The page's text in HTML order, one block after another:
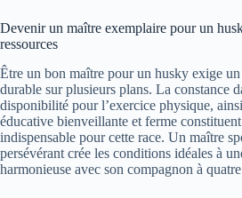
Devenir un maître exemplaire pour un
ressources
Être un bon maître pour un husky exige un
durable sur plusieurs plans. La constance
disponibilité pour l’exercice physique,
éducative bienveillante et ferme
indispensable pour cette race. Un maître
persévérant crée les conditions idéales à
harmonieuse avec son compagnon à